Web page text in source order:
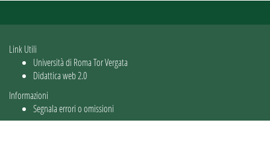
Link Utili
Università di Roma Tor Vergata
Didattica web 2.0
Informazioni
Segnala errori o omissioni